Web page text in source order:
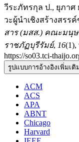
วีระภัทรกุล ป., ยุภาศ
วะผู้นำเชิงสร้างสรร
สาร (มสส.) คณะมนุ
ราชภัฏบุรีรัมย์, 16
https://so03.tci-
รูปแบบการอ้างอิงเพิ่มเติ
ACM
ACS
APA
ABNT
Chicago
Harvard